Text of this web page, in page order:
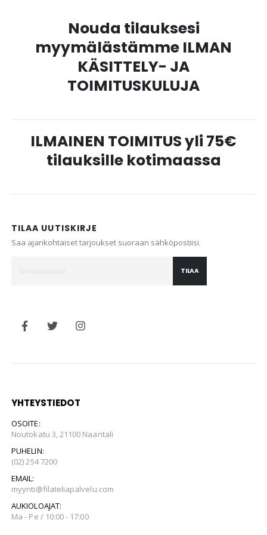
Nouda tilauksesi
myymälästämme ILMAN
KÄSITTELY- JA
TOIMITUSKULUJA
ILMAINEN TOIMITUS yli 75€
tilauksille kotimaassa
TILAA UUTISKIRJE
Saa ajankohtaiset tarjoukset suoraan sähköpostiisi.
TILAA
YHTEYSTIEDOT
OSOITE:
Noutokatu 3, 21100 Naantali
PUHELIN:
(02) 254 7200
EMAIL:
myynti@filateliapalvelu.com
AUKIOLOAJAT:
Ma - Pe / 10:00 - 17:00